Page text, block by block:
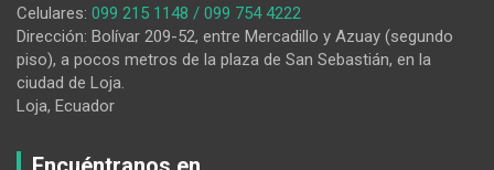
Calvas
se
reúnen
en
Celulares: 099 215 1148 / 099 754 4222
Dirección: Bolívar 209-52, entre Mercadillo y Azuay (segundo
piso), a pocos metros de la plaza de San Sebastián, en la
ciudad de Loja.
Loja, Ecuador